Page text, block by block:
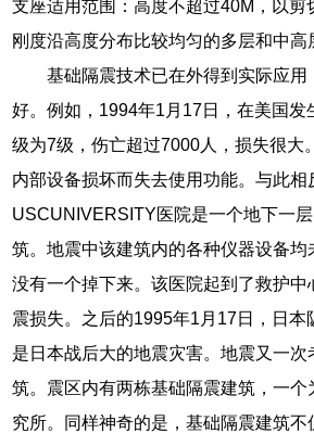
支座适用范围：高度不超过40M，以剪
刚度沿高度分布比较均匀的多层和中高
基础隔震技术已在外得到实际应用
好。例如，1994年1月17日，在美国发
级为7级，伤亡超过7000人，损失很大
内部设备损坏而失去使用功能。与此相
USCUNIVERSITY医院是一个地下一
筑。地震中该建筑内的各种仪器设备
没有一个掉下来。该医院起到了救护
震损失。之后的1995年1月17日，日本
是日本战后大的地震灾害。地震又一次
筑。震区内有两栋基础隔震建筑，一
究所。同样神奇的是，基础隔震建筑不